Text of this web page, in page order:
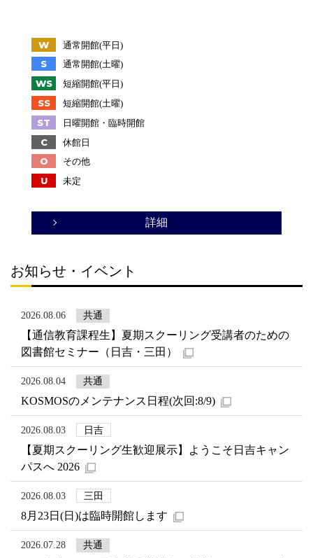
W 通常開館(平日)
S 通常開館(土曜)
WS 短縮開館(平日)
SS 短縮開館(土曜)
ST 日曜開館・臨時開館
C 休館日
O その他
U 未定
詳細
お知らせ・イベント
2026.08.06 共通
【通信教育課程生】夏期スクーリング受講者のための
図書館セミナー（日吉・三田）
2026.08.04 共通
KOSMOSのメンテナンス日程(次回:8/9)
2026.08.03 日吉
【夏期スクーリング生歓迎展示】ようこそ日吉キャン
パスへ 2026
2026.08.03 三田
8月23日(日)は臨時開館します
2026.07.28 共通